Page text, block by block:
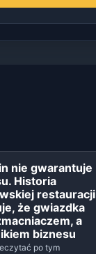
nie gwarantuje
Historia
restauracji
że gwiazdka
a
biznesu
po tym